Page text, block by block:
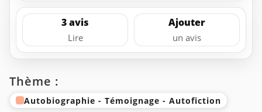
3 avis
Lire
Ajouter
un avis
Thème :
Autobiographie - Témoignage - Autofiction